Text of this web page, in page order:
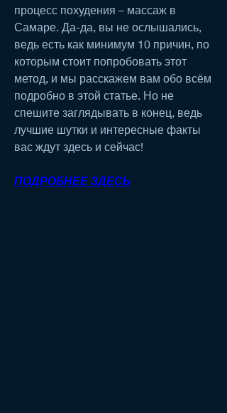
процесс похудения – массаж в
Самаре. Да-да, вы не ослышались,
ведь есть как минимум 10 причин, по
которым стоит попробовать этот
метод, и мы расскажем вам обо всём
подробно в этой статье. Но не
спешите заглядывать в конец, ведь
лучшие шутки и интересные факты
вас ждут здесь и сейчас!
ПОДРОБНЕЕ ЗДЕСЬ